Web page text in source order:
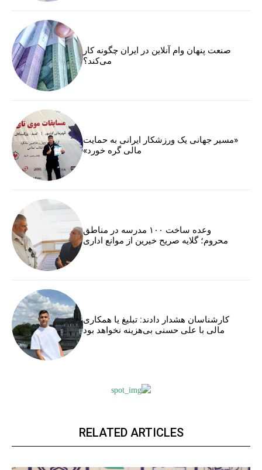
صنعت پنهان وام آنلاین در ایران چگونه کار
می‌کند؟
«مسیر جهانی یک ورزشکار ایرانی به حمایت
مالی گره خورد»
وعده ساخت ۱۰۰ مدرسه در مناطق
محروم؛ گلایه صریح خیرین از موانع اداری
کارشناسان هشدار دادند: تبلیغ یا همکاری
مالی با علی حسنی بی‌هزینه نخواهد بود
RELATED ARTICLES